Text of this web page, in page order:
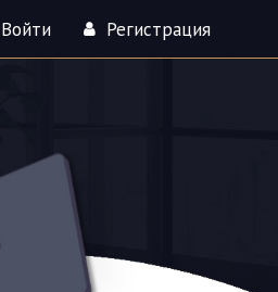
Войти Регистрация